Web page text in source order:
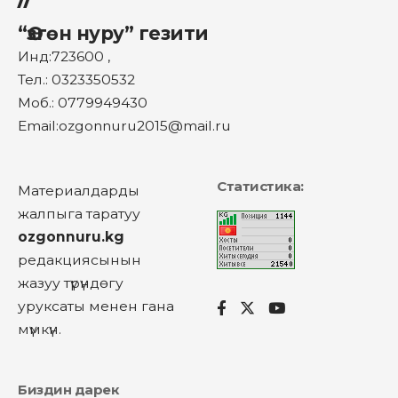
“Өзгөн нуру” гезити
Инд:723600 ,
Тел.: 0323350532
Моб.: 0779949430
Email:ozgonnuru2015@mail.ru
Материалдарды
жалпыга таратуу
ozgonnuru.kg
редакциясынын
жазуу түрүндөгу
уруксаты менен гана
мүмкүн.
Статистика:
Биздин дарек